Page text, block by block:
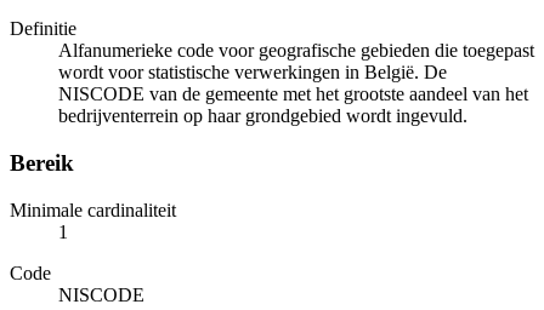
Definitie
Alfanumerieke code voor geografische gebieden die toegepast
wordt voor statistische verwerkingen in België. De
NISCODE van de gemeente met het grootste aandeel van het
bedrijventerrein op haar grondgebied wordt ingevuld.
Bereik
Minimale cardinaliteit
1
Code
NISCODE